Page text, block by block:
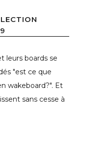
leurs boards se
"est ce que
wakeboard?". Et
sans cesse à